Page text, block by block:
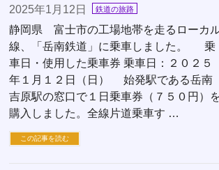
2025年1月12日
鉄道の旅路
静岡県 富士市の工場地帯を走るローカ
線、「岳南鉄道」に乗車しました。 乗
車日・使用した乗車券 乗車日：２０２５
年１月１２日（日） 始発駅である岳南
吉原駅の窓口で１日乗車券（７５０円）
購入しました。全線片道乗車す …
この記事を読む